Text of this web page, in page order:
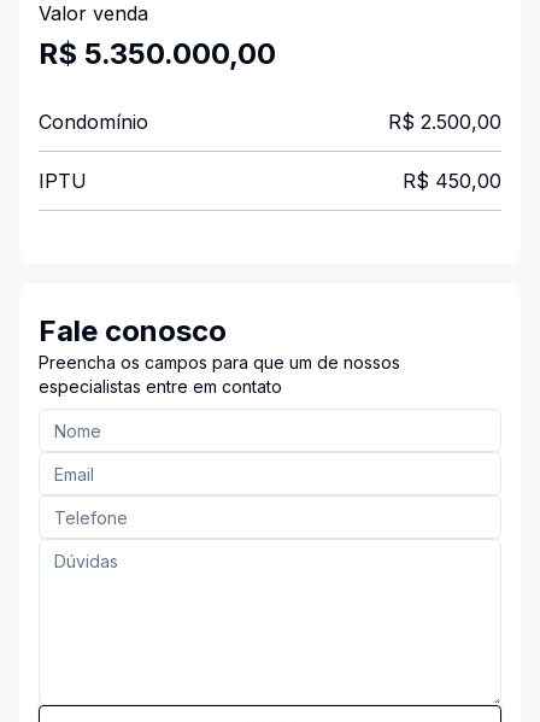
Valor venda
R$ 5.350.000,00
Condomínio R$ 2.500,00
IPTU R$ 450,00
Fale conosco
Preencha os campos para que um de nossos
especialistas entre em contato